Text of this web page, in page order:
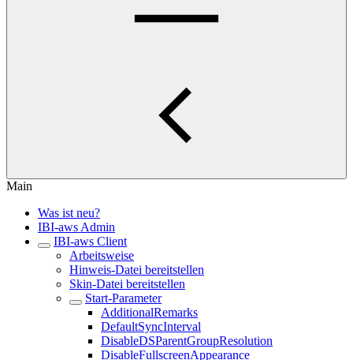
Main
Was ist neu?
IBI-aws Admin
IBI-aws Client
Arbeitsweise
Hinweis-Datei bereitstellen
Skin-Datei bereitstellen
Start-Parameter
AdditionalRemarks
DefaultSyncInterval
DisableDSParentGroupResolution
DisableFullscreenAppearance